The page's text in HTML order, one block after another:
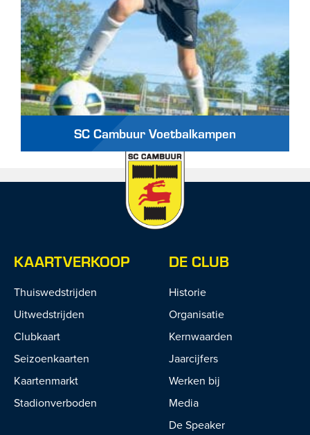
SC Cambuur Voetbalkampen
KAARTVERKOOP
Thuiswedstrijden
Uitwedstrijden
Clubkaart
Seizoenkaarten
Kaartenmarkt
Stadionverboden
DE CLUB
Historie
Organisatie
Kernwaarden
Jaarcijfers
Werken bij
Media
De Speaker